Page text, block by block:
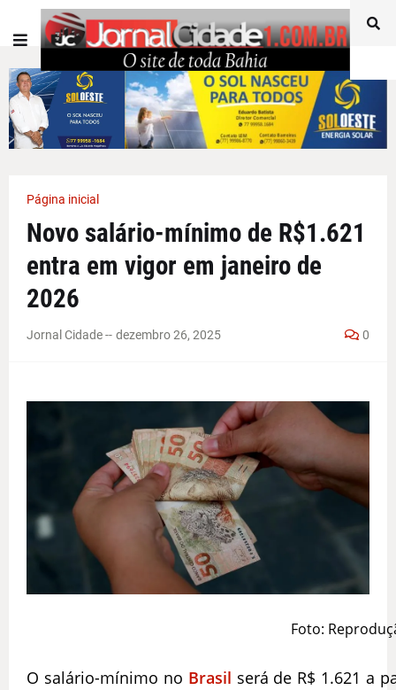
Página inicial
Novo salário-mínimo de R$1.621
entra em vigor em janeiro de
2026
Jornal Cidade -- dezembro 26, 2025 0
Foto:
O salário-mínimo no Brasil será de R$ 1.621 a